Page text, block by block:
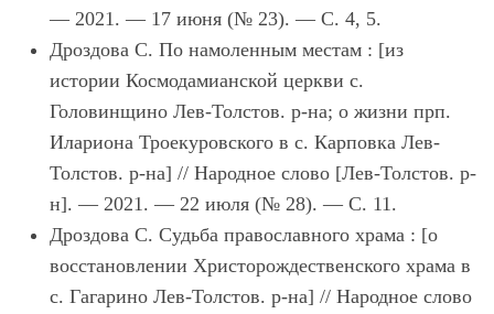
— 2021. — 17 июня (№ 23). — С. 4, 5.
Дроздова С. По намоленным местам : [из
истории Космодамианской церкви с.
Головинщино Лев-Толстов. р-на; о жизни прп.
Илариона Троекуровского в с. Карповка Лев-
Толстов. р-на] // Народное слово [Лев-Толстов. р-
н]. — 2021. — 22 июля (№ 28). — С. 11.
Дроздова С. Судьба православного храма : [о
восстановлении Христорождественского храма в
с. Гагарино Лев-Толстов. р-на] // Народное слово